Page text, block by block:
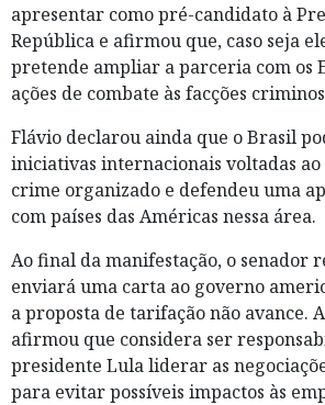
apresentar como pré-candidato à
República e afirmou que, caso seja
pretende ampliar a parceria com os
ações de combate às facções
Flávio declarou ainda que o Brasil
iniciativas internacionais voltadas
crime organizado e defendeu uma
com países das Américas nessa área.
Ao final da manifestação, o senador
enviará uma carta ao governo
a proposta de tarifação não avance.
afirmou que considera ser
presidente Lula liderar as
para evitar possíveis impactos às